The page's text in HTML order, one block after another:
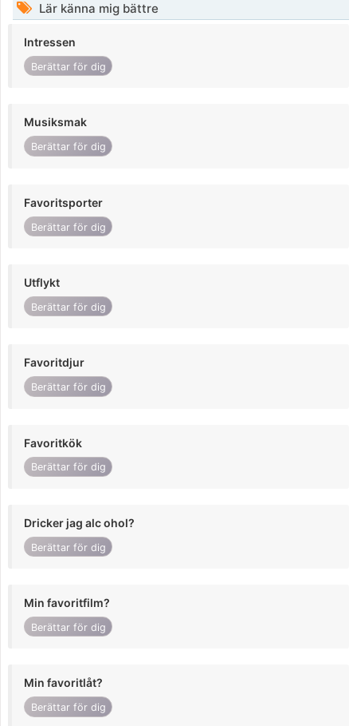
Lär känna mig bättre
Intressen
Berättar för dig
Musiksmak
Berättar för dig
Favoritsporter
Berättar för dig
Utflykt
Berättar för dig
Favoritdjur
Berättar för dig
Favoritkök
Berättar för dig
Dricker jag alc ohol?
Berättar för dig
Min favoritfilm?
Berättar för dig
Min favoritlåt?
Berättar för dig